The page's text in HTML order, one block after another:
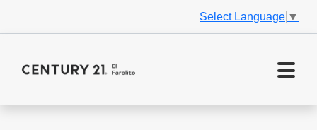
Select Language ▼